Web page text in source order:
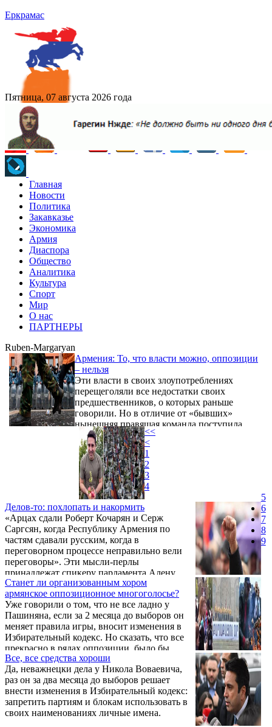
Еркрамас
Пятница, 07 августа 2026 года
Главная
Новости
Политика
Закавказье
Экономика
Армия
Диаспора
Общество
Аналитика
Культура
Спорт
Мир
О нас
ПАРТНЕРЫ
Ruben-Margaryan
Армения: То, что власти можно, оппозиции
– нельзя
Эти власти в своих злоупотреблениях
перещеголяли все недостатки своих
предшественников, о которых раньше
говорили. Но в отличие от «бывших»
нынешняя правящая команда поступила
просто: все преступления, связанные со
злоупотреблением властью, отныне
возведены на государственный уровень.
Делов-то: похлопать и накормить
«Арцах сдали Роберт Кочарян и Серж
Саргсян, когда Республику Армения по
частям сдавали русским, когда в
переговорном процессе неправильно вели
переговоры». Эти мысли-перлы
принадлежат спикеру парламента Алену
Симоняну, высокопоставленному
представителю правящей команды, которая
во власть пришла в 2018-м. В 2020-м довела
ситуацию до войны. Не остановила войну в
середине октября, когда была такая
возможность. Через два года довела
ситуацию до этнической чистки Арцаха.
Станет ли организованным хором
армянское оппозиционное многоголосье?
Уже говорили о том, что не все ладно у
Пашиняна, если за 2 месяца до выборов он
меняет правила игры, вносит изменения в
Избирательный кодекс. Но сказать, что все
прекрасно в рядах оппозиции, было бы
большим преувеличением. Далеко не все
так, как хотелось бы… Слишком много
политических сил, заявляющих себя
оппозицией, намерены принять участие в
избирательной кампании и таким образом
красть, по факту, голоса у ведущих
Все, все средства хороши
Да, неважнецки дела у Никола Воваевича,
раз он за два месяца до выборов решает
внести изменения в Избирательный кодекс:
запретить партиям и блокам использовать в
своих наименованиях личные имена.
<<
<
1
2
3
4
5
6
7
8
9